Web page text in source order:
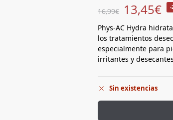
16,99€ 13,45€ -
Phys-AC Hydra
los tratamientos
especialmente para
irritantes y desecantes
Sin existencias